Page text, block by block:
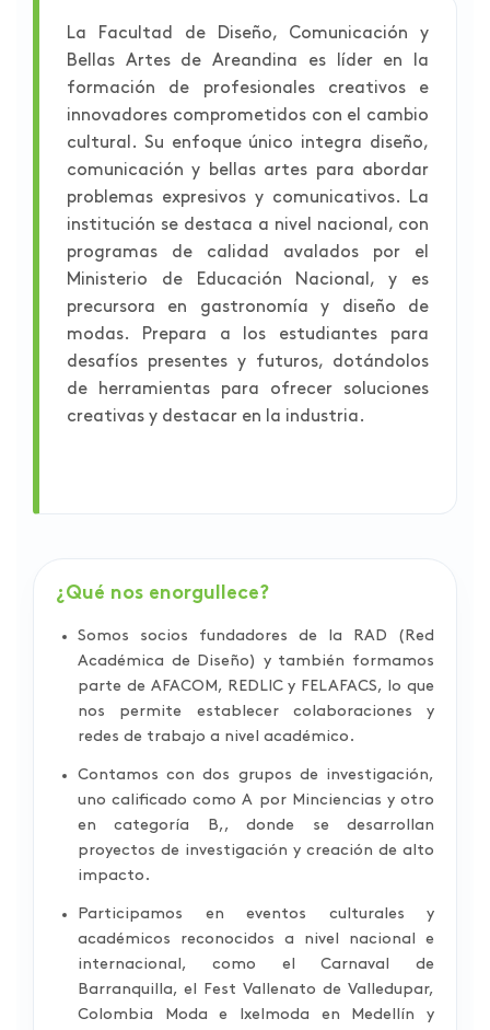
La Facultad de Diseño, Comunicación y
Bellas Artes de Areandina es líder en la
formación de profesionales creativos e
innovadores comprometidos con el cambio
cultural. Su enfoque único integra diseño,
comunicación y bellas artes para abordar
problemas expresivos y comunicativos. La
institución se destaca a nivel nacional, con
programas de calidad avalados por el
Ministerio de Educación Nacional, y es
precursora en gastronomía y diseño de
modas. Prepara a los estudiantes para
desafíos presentes y futuros, dotándolos
de herramientas para ofrecer soluciones
creativas y destacar en la industria.
¿Qué nos enorgullece?
Somos socios fundadores de la RAD (Red
Académica de Diseño) y también formamos
parte de AFACOM, REDLIC y FELAFACS, lo que
nos permite establecer colaboraciones y
redes de trabajo a nivel académico.
Contamos con dos grupos de investigación,
uno calificado como A por Minciencias y otro
en categoría B,, donde se desarrollan
proyectos de investigación y creación de alto
impacto.
Participamos en eventos culturales y
académicos reconocidos a nivel nacional e
internacional, como el Carnaval de
Barranquilla, el Fest Vallenato de Valledupar,
Colombia Moda e Ixelmoda en Medellín y